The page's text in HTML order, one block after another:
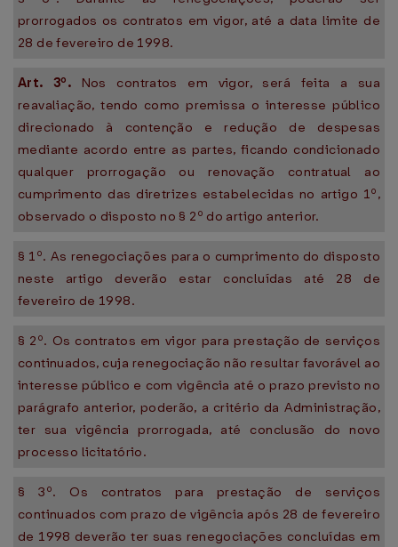
prorrogados os contratos em vigor, até a data limite de
28 de fevereiro de 1998.
Art. 3º. Nos contratos em vigor, será feita a sua
reavaliação, tendo como premissa o interesse público
direcionado à contenção e redução de despesas
mediante acordo entre as partes, ficando condicionado
qualquer prorrogação ou renovação contratual ao
cumprimento das diretrizes estabelecidas no artigo 1º,
observado o disposto no § 2º do artigo anterior.
§ 1º. As renegociações para o cumprimento do disposto
neste artigo deverão estar concluídas até 28 de
fevereiro de 1998.
§ 2º. Os contratos em vigor para prestação de serviços
continuados, cuja renegociação não resultar favorável ao
interesse público e com vigência até o prazo previsto no
parágrafo anterior, poderão, a critério da Administração,
ter sua vigência prorrogada, até conclusão do novo
processo licitatório.
§ 3º. Os contratos para prestação de serviços
continuados com prazo de vigência após 28 de fevereiro
de 1998 deverão ter suas renegociações concluídas em